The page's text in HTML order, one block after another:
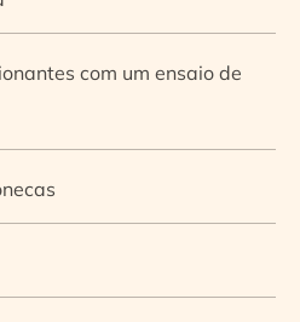
com um ensaio de